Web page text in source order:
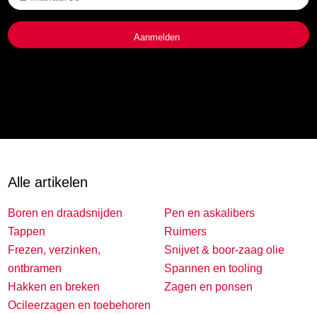
titel
Alle artikelen
Boren en draadsnijden
Tappen
Frezen, verzinken,
ontbramen
Hakken en breken
Ocileerzagen en toebehoren
Pen en askalibers
Ruimers
Snijvet & boor-zaag olie
Spannen en tooling
Zagen en ponsen